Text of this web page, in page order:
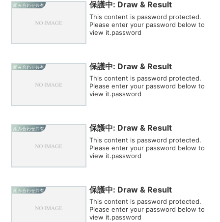
組み合わせ共有 保護中: Draw & Result
This content is password protected.
Please enter your password below to
view it.password
組み合わせ共有 保護中: Draw & Result
This content is password protected.
Please enter your password below to
view it.password
組み合わせ共有 保護中: Draw & Result
This content is password protected.
Please enter your password below to
view it.password
組み合わせ共有 保護中: Draw & Result
This content is password protected.
Please enter your password below to
view it.password